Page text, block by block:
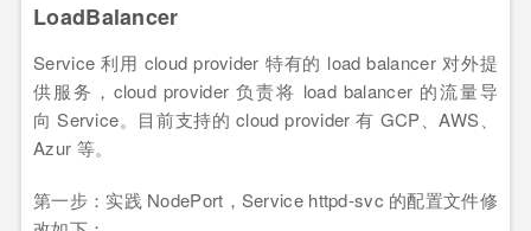
LoadBalancer
Service 利用 cloud provider 特有的 load balancer 对外提
供服务，cloud provider 负责将 load balancer 的流量导
向 Service。目前支持的 cloud provider 有 GCP、AWS、
Azur 等。
第一步：实践 NodePort，Service httpd-svc 的配置文件修